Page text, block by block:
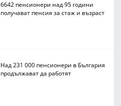
6642 пенсионери над 95 години
получават пенсия за стаж и възраст
Над 231 000 пенсионери в България
продължават да работят